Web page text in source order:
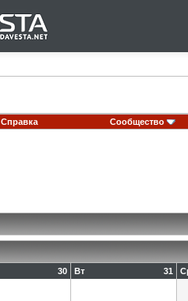
Справка Сообщество
30 31
Вт